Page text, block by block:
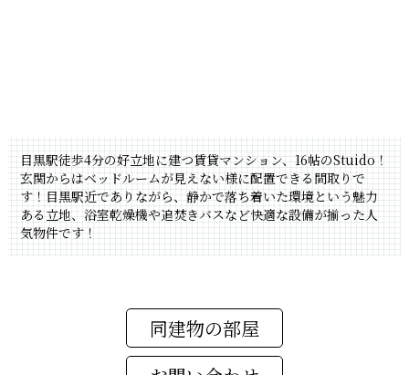
目黒駅徒歩4分の好立地に建つ賃貸マンション、16帖のStuido！
玄関からはベッドルームが見えない様に配置できる間取りで
す！目黒駅近でありながら、静かで落ち着いた環境という魅力
ある立地、浴室乾燥機や追焚きバスなど快適な設備が揃った人
気物件です！
同建物の部屋